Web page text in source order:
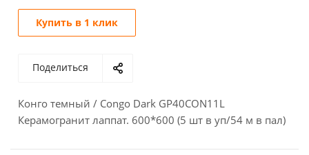
Купить в 1 клик
Поделиться
Конго темный / Congo Dark GP40CON11L
Керамогранит лаппат. 600*600 (5 шт в уп/54 м в пал)